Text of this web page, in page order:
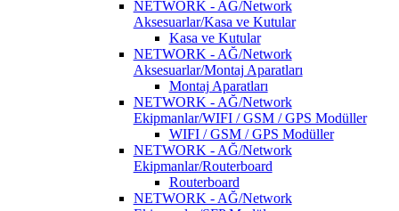
NETWORK - AĞ/Network
Aksesuarlar/Kasa ve Kutular
Kasa ve Kutular
NETWORK - AĞ/Network
Aksesuarlar/Montaj Aparatları
Montaj Aparatları
NETWORK - AĞ/Network
Ekipmanlar/WIFI / GSM / GPS Modüller
WIFI / GSM / GPS Modüller
NETWORK - AĞ/Network
Ekipmanlar/Routerboard
Routerboard
NETWORK - AĞ/Network